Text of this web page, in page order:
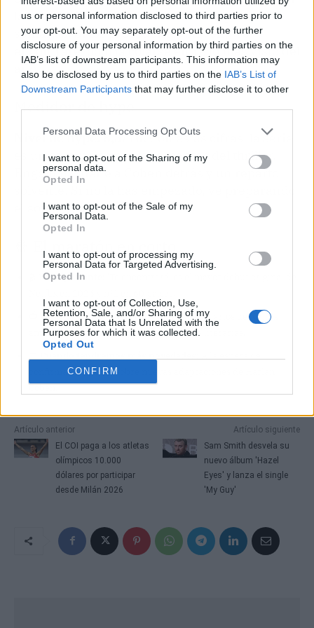
us or personal information disclosed to third parties prior to
your opt-out. You may separately opt-out of the further
disclosure of your personal information by third parties on the
IAB’s list of downstream participants. This information may
also be disclosed by us to third parties on the IAB’s List of
Downstream Participants that may further disclose it to other
Personal Data Processing Opt Outs
I want to opt-out of the Sharing of my
personal data.
Opted In
I want to opt-out of the Sale of my
Personal Data.
Opted In
I want to opt-out of processing my
Personal Data for Targeted Advertising.
Opted In
I want to opt-out of Collection, Use,
Retention, Sale, and/or Sharing of my
Personal Data that Is Unrelated with the
Purposes for which it was collected.
Opted Out
CONFIRM
la miniserie mantendrá el tirón las próximas
semanas. Si los precedentes sirven, 'Te
encontraré' podría colarse entre lo más visto del
año.
Medidor de hype
Nivel de hype: 8,5/10.Con estas cifras, la serie
es un caramelo para los amantes del thriller.
Engancha, tiene a Coben detrás y un reparto
solvente. Si no la has empezado, ve preparando
el sofá.
🍿 El maratón en corto
Lo importante:
A qué suscriptores le interesa:A los usuarios de Netflix
amantes del suspense y las adaptaciones literarias.
confirmación oficial sobre nuevas adaptaciones de Harlan
Coben.
Artículo anterior
El COI paga a los atletas
olímpicos 10.000
dólares por participar
desde Milán 2026
Artículo siguiente
Sam Smith desvela su
nuevo álbum 'Hazel
Eyes' y lanza el single
'My Guy'